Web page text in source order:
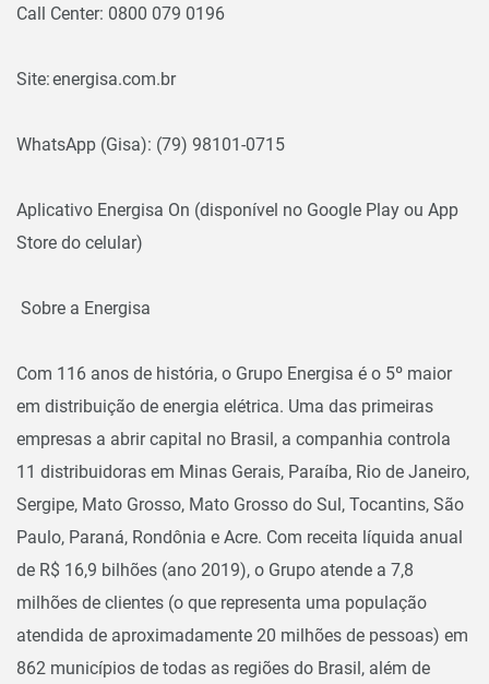
Call Center: 0800 079 0196
Site: energisa.com.br
WhatsApp (Gisa): (79) 98101-0715
Aplicativo Energisa On (disponível no Google Play ou App
Store do celular)
Sobre a Energisa
Com 116 anos de história, o Grupo Energisa é o 5º maior
em distribuição de energia elétrica. Uma das primeiras
empresas a abrir capital no Brasil, a companhia controla
11 distribuidoras em Minas Gerais, Paraíba, Rio de Janeiro,
Sergipe, Mato Grosso, Mato Grosso do Sul, Tocantins, São
Paulo, Paraná, Rondônia e Acre. Com receita líquida anual
de R$ 16,9 bilhões (ano 2019), o Grupo atende a 7,8
milhões de clientes (o que representa uma população
atendida de aproximadamente 20 milhões de pessoas) em
862 municípios de todas as regiões do Brasil, além de